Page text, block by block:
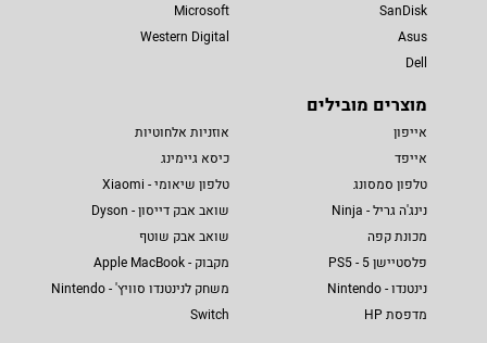
SanDisk
Asus
Dell
Microsoft
Western Digital
מוצרים מובילים
אייפון
אייפד
טלפון סמסונג
נינג'ה גריל - Ninja
מכונת קפה
פלסטיישן 5 - PS5
נינטנדו - Nintendo
מדפסת HP
אוזניות אלחוטיות
כיסא גיימינג
טלפון שיאומי - Xiaomi
שואב אבק דייסון - Dyson
שואב אבק שוטף
מקבוק - Apple MacBook
משחק לנינטנדו סוויץ' - Nintendo
Switch